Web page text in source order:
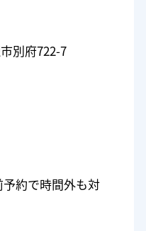
別府722-7
約で時間外も対